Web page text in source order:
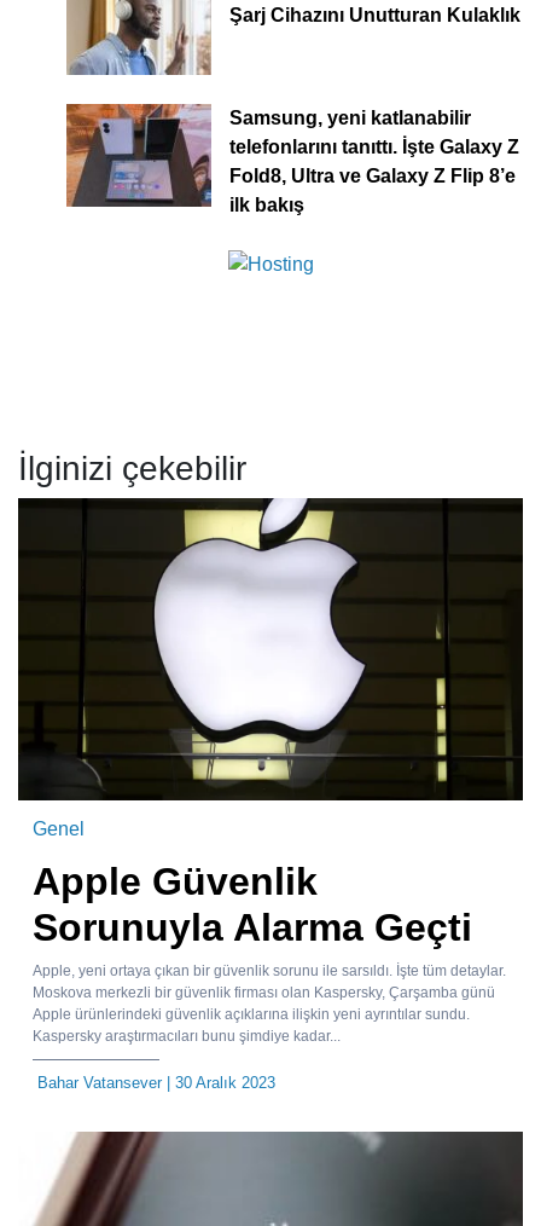
Şarj Cihazını Unutturan Kulaklık
Samsung, yeni katlanabilir
telefonlarını tanıttı. İşte Galaxy Z
Fold8, Ultra ve Galaxy Z Flip 8’e
ilk bakış
İlginizi çekebilir
Genel
Apple Güvenlik
Sorunuyla Alarma Geçti
Apple, yeni ortaya çıkan bir güvenlik sorunu ile sarsıldı. İşte tüm detaylar.
Moskova merkezli bir güvenlik firması olan Kaspersky, Çarşamba günü
Apple ürünlerindeki güvenlik açıklarına ilişkin yeni ayrıntılar sundu.
Kaspersky araştırmacıları bunu şimdiye kadar...
Bahar Vatansever| 30 Aralık 2023